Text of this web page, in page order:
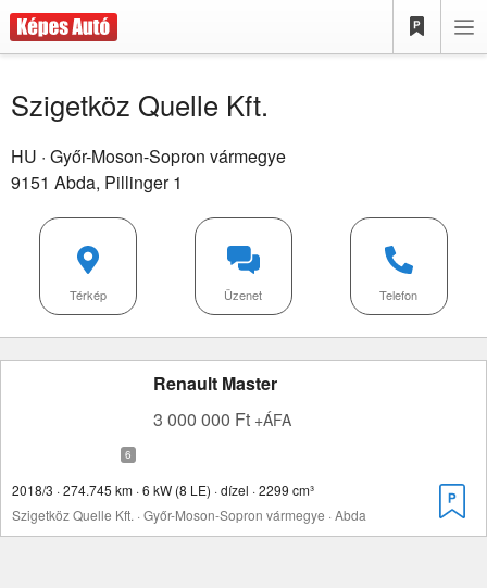
Szigetköz Quelle Kft.
HU · Győr-Moson-Sopron vármegye
9151 Abda, Pillinger 1
Telefon
Üzenet
Térkép
Renault Master
3 000 000 Ft +ÁFA
2018/3 · 274.745 km · 6 kW (8 LE) · dízel · 2299 cm³
Szigetköz Quelle Kft. · Győr-Moson-Sopron vármegye · Abda